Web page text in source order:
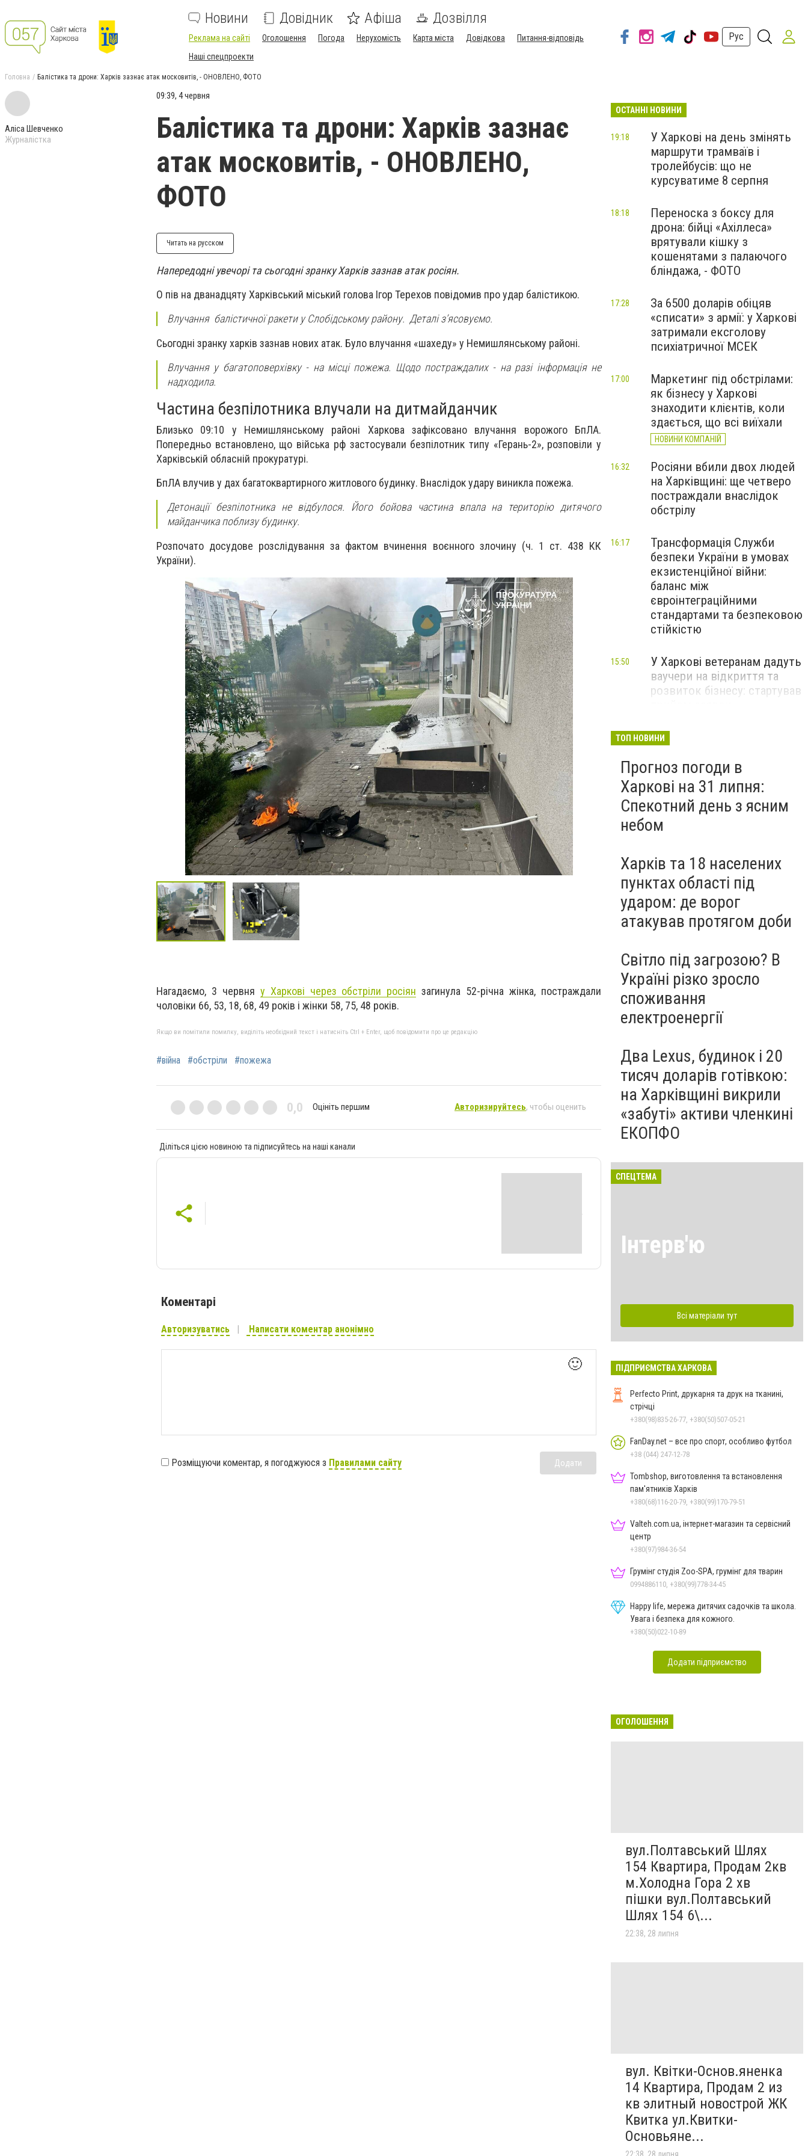
Новини Довідник Афіша Дозвілля
Реклама на сайті Оголошення Погода Нерухомість Карта міста Довідкова
Питання-відповідь
Наші спецпроекти
Рус
Головна Балістика та дрони: Харків зазнає атак московитів, - ОНОВЛЕНО, ФОТО
Аліса Шевченко
Журналістка
09:39, 4 червня
Балістика та дрони: Харків зазнає
атак московитів, - ОНОВЛЕНО,
ФОТО
Читать на русском
Напередодні увечорі та сьогодні зранку Харків зазнав атак росіян.
О пів на дванадцяту Харківський міський голова Ігор Терехов повідомив про удар балістикою.
Влучання балістичної ракети у Слобідському району. Деталі зʼясовуємо.
Сьогодні зранку харків зазнав нових атак. Було влучання «шахеду» у Немишлянському районі.
Влучання у багатоповерхівку - на місці пожежа. Щодо постраждалих - на разі інформація не
надходила.
Частина безпілотника влучали на дитмайданчик
Близько 09:10 у Немишлянському районі Харкова зафіксовано влучання ворожого БпЛА.
Попередньо встановлено, що війська рф застосували безпілотник типу «Герань-2», розповіли у
Харківській обласній прокуратурі.
БпЛА влучив у дах багатоквартирного житлового будинку. Внаслідок удару виникла пожежа.
Детонації безпілотника не відбулося. Його бойова частина впала на територію дитячого
майданчика поблизу будинку.
Розпочато досудове розслідування за фактом вчинення воєнного злочину (ч. 1 ст. 438 КК
України).
Нагадаємо, 3 червня у Харкові через обстріли росіян загинула 52-річна жінка, постраждали
чоловіки 66, 53, 18, 68, 49 років і жінки 58, 75, 48 років.
Якщо ви помітили помилку, виділіть необхідний текст і натисніть Ctrl + Enter, щоб повідомити про це редакцію
#війна #обстріли #пожежа
0,0 Оцініть першим Авторизируйтесь, чтобы оценить
Діліться цією новиною та підписуйтесь на наші канали
Коментарі
Авторизуватись Написати коментар анонімно
🙂
Розміщуючи коментар, я погоджуюся з Правилами сайту Додати
ОСТАННІ НОВИНИ
У Харкові на день змінять
маршрути трамваїв і
тролейбусів: що не
курсуватиме 8 серпня
19:18
Переноска з боксу для
дрона: бійці «Ахіллеса»
врятували кішку з
кошенятами з палаючого
бліндажа, - ФОТО
18:18
За 6500 доларів обіцяв
«списати» з армії: у Харкові
затримали ексголову
психіатричної МСЕК
17:28
Маркетинг під обстрілами:
як бізнесу у Харкові
знаходити клієнтів, коли
здається, що всі виїхали
НОВИНИ КОМПАНІЙ
17:00
Росіяни вбили двох людей
на Харківщині: ще четверо
постраждали внаслідок
обстрілу
16:32
Трансформація Служби
безпеки України в умовах
екзистенційної війни:
баланс між
євроінтеграційними
стандартами та безпековою
стійкістю
16:17
У Харкові ветеранам дадуть
ваучери на відкриття та
розвиток бізнесу: стартував
15:50
Перевищення швидкості й
що найчастіше стаються
ДТП на Харківщині
14:48
ТОП НОВИНИ
Прогноз погоди в
Харкові на 31 липня:
Спекотний день з ясним
небом
Харків та 18 населених
пунктах області під
ударом: де ворог
атакував протягом доби
Світло під загрозою? В
Україні різко зросло
споживання
електроенергії
Два Lexus, будинок і 20
тисяч доларів готівкою:
на Харківщині викрили
«забуті» активи членкині
ЕКОПФО
СПЕЦТЕМА
Інтерв'ю
Всі матеріали тут
ПІДПРИЄМСТВА ХАРКОВА
Perfecto Print, друкарня та друк на тканині,
стрічці
+380(98)835-26-77, +380(50)507-05-21
FanDay.net – все про спорт, особливо футбол
+38 (044) 247-12-78
Tombshop, виготовлення та встановлення
пам'ятників Харків
+380(68)116-20-79, +380(99)170-79-51
Valteh.com.ua, інтернет-магазин та сервісний
центр
+380(97)984-36-54
Грумінг студія Zoo-SPA, грумінг для тварин
0994886110, +380(99)778-34-45
Happy life, мережа дитячих садочків та школа.
Увага і безпека для кожного.
+380(50)022-10-89
Додати підприємство
ОГОЛОШЕННЯ
вул.Полтавський Шлях
154 Квартира, Продам 2кв
м.Холодна Гора 2 хв
пішки вул.Полтавський
Шлях 154 6\...
22:38, 28 липня
вул. Квітки-Основ.яненка
14 Квартира, Продам 2 из
кв элитный новострой ЖК
Квитка ул.Квитки-
Основьяне...